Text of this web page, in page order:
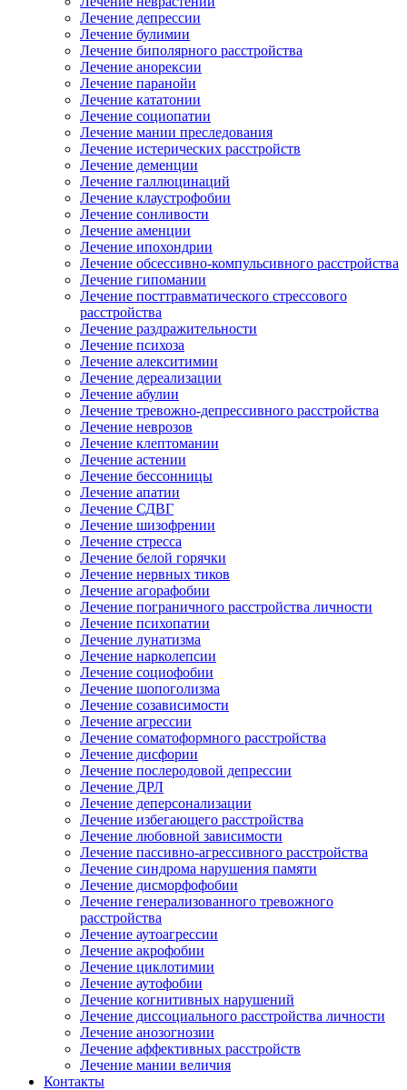
Лечение депрессии
Лечение булимии
Лечение биполярного расстройства
Лечение анорексии
Лечение паранойи
Лечение кататонии
Лечение социопатии
Лечение мании преследования
Лечение истерических расстройств
Лечение деменции
Лечение галлюцинаций
Лечение клаустрофобии
Лечение сонливости
Лечение аменции
Лечение ипохондрии
Лечение обсессивно-компульсивного расстройства
Лечение гипомании
Лечение посттравматического стрессового
расстройства
Лечение раздражительности
Лечение психоза
Лечение алекситимии
Лечение дереализации
Лечение абулии
Лечение тревожно-депрессивного расстройства
Лечение неврозов
Лечение клептомании
Лечение астении
Лечение бессонницы
Лечение апатии
Лечение СДВГ
Лечение шизофрении
Лечение стресса
Лечение белой горячки
Лечение нервных тиков
Лечение агорафобии
Лечение пограничного расстройства личности
Лечение психопатии
Лечение лунатизма
Лечение нарколепсии
Лечение социофобии
Лечение шопоголизма
Лечение созависимости
Лечение агрессии
Лечение соматоформного расстройства
Лечение дисфории
Лечение послеродовой депрессии
Лечение ДРЛ
Лечение деперсонализации
Лечение избегающего расстройства
Лечение любовной зависимости
Лечение пассивно-агрессивного расстройства
Лечение синдрома нарушения памяти
Лечение дисморфофобии
Лечение генерализованного тревожного
расстройства
Лечение аутоагрессии
Лечение акрофобии
Лечение циклотимии
Лечение аутофобии
Лечение когнитивных нарушений
Лечение диссоциального расстройства личности
Лечение анозогнозии
Лечение аффективных расстройств
Лечение мании величия
Контакты